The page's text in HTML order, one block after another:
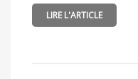
LIRE L'ARTICLE